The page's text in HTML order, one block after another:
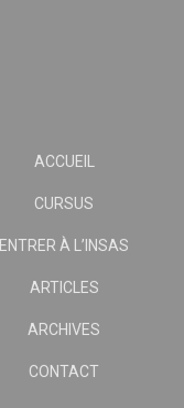
ACCUEIL
CURSUS
ENTRER À L’INSAS
ARTICLES
ARCHIVES
CONTACT